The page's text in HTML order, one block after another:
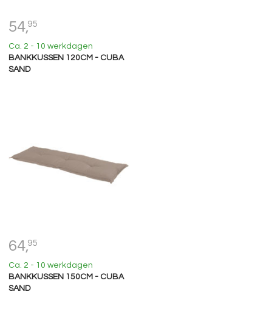
54,95
Ca. 2 - 10 werkdagen
BANKKUSSEN 120CM - CUBA
SAND
64,95
Ca. 2 - 10 werkdagen
BANKKUSSEN 150CM - CUBA
SAND